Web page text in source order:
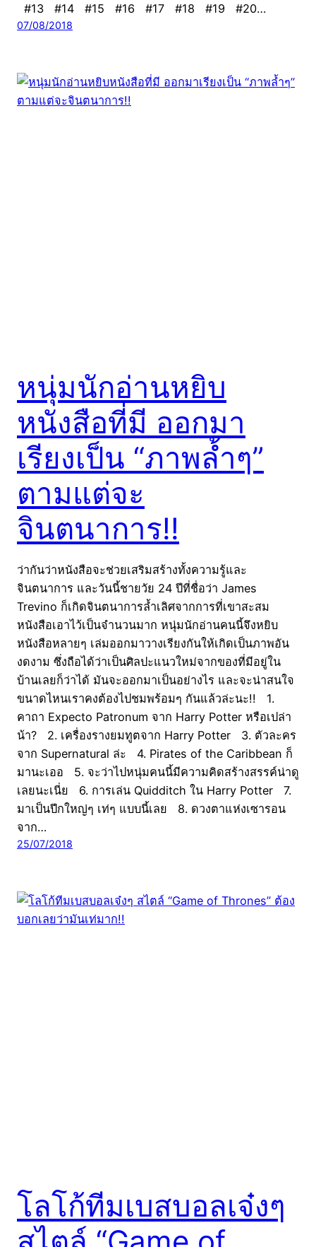
#13 #14 #15 #16 #17 #18 #19 #20…
07/08/2018
หนุ่มนักอ่านหยิบ
หนังสือที่มี ออกมา
เรียงเป็น “ภาพล้ำๆ”
ตามแต่จะ
จินตนาการ!!
ว่ากันว่าหนังสือจะช่วยเสริมสร้างทั้งความรู้และ
จินตนาการ และวันนี้ชายวัย 24 ปีที่ชื่อว่า James
Trevino ก็เกิดจินตนาการล้ำเลิศจากการที่เขาสะสม
หนังสือเอาไว้เป็นจำนวนมาก หนุ่มนักอ่านคนนี้จึงหยิบ
หนังสือหลายๆ เล่มออกมาวางเรียงกันให้เกิดเป็นภาพอัน
งดงาม ซึ่งถือได้ว่าเป็นศิลปะแนวใหม่จากของที่มีอยู่ใน
บ้านเลยก็ว่าได้ มันจะออกมาเป็นอย่างไร และจะน่าสนใจ
ขนาดไหนเราคงต้องไปชมพร้อมๆ กันแล้วล่ะนะ!! 1.
คาถา Expecto Patronum จาก Harry Potter หรือเปล่า
น้า? 2. เครื่องรางยมทูตจาก Harry Potter 3. ตัวละคร
จาก Supernatural ล่ะ 4. Pirates of the Caribbean ก็
มานะเออ 5. จะว่าไปหนุ่มคนนี้มีความคิดสร้างสรรค์น่าดู
เลยนะเนี่ย 6. การเล่น Quidditch ใน Harry Potter 7.
มาเป็นปีกใหญ่ๆ เท่ๆ แบบนี้เลย 8. ดวงตาแห่งเซารอน
จาก…
25/07/2018
โลโก้ทีมเบสบอลเจ๋งๆ